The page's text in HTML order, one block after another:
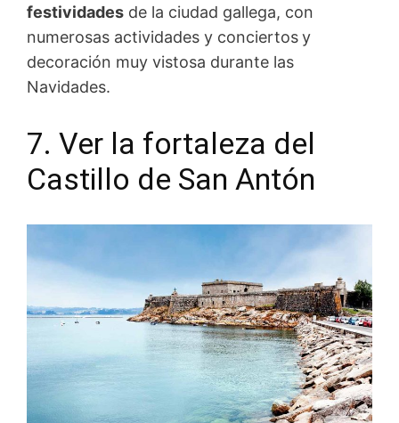
festividades de la ciudad gallega, con
numerosas actividades y conciertosy
decoración muy vistosa durante las
Navidades.
7. Ver la fortaleza del
Castillo de San Antón